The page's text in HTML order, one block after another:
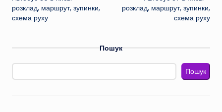
по
запису
розклад, маршрут, зупинки,
схема руху
розклад, маршрут, зупинки,
схема руху
Пошук
Пошук